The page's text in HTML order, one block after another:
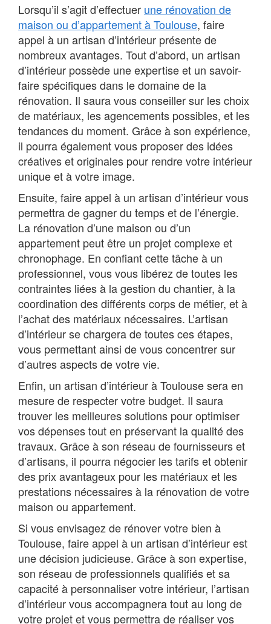
Lorsqu’il s’agit d’effectuer une rénovation de
maison ou d’appartement à Toulouse, faire
appel à un artisan d’intérieur présente de
nombreux avantages. Tout d’abord, un artisan
d’intérieur possède une expertise et un savoir-
faire spécifiques dans le domaine de la
rénovation. Il saura vous conseiller sur les choix
de matériaux, les agencements possibles, et les
tendances du moment. Grâce à son expérience,
il pourra également vous proposer des idées
créatives et originales pour rendre votre intérieur
unique et à votre image.
Ensuite, faire appel à un artisan d’intérieur vous
permettra de gagner du temps et de l’énergie.
La rénovation d’une maison ou d’un
appartement peut être un projet complexe et
chronophage. En confiant cette tâche à un
professionnel, vous vous libérez de toutes les
contraintes liées à la gestion du chantier, à la
coordination des différents corps de métier, et à
l’achat des matériaux nécessaires. L’artisan
d’intérieur se chargera de toutes ces étapes,
vous permettant ainsi de vous concentrer sur
d’autres aspects de votre vie.
Enfin, un artisan d’intérieur à Toulouse sera en
mesure de respecter votre budget. Il saura
trouver les meilleures solutions pour optimiser
vos dépenses tout en préservant la qualité des
travaux. Grâce à son réseau de fournisseurs et
d’artisans, il pourra négocier les tarifs et obtenir
des prix avantageux pour les matériaux et les
prestations nécessaires à la rénovation de votre
maison ou appartement.
Si vous envisagez de rénover votre bien à
Toulouse, faire appel à un artisan d’intérieur est
une décision judicieuse. Grâce à son expertise,
son réseau de professionnels qualifiés et sa
capacité à personnaliser votre intérieur, l’artisan
d’intérieur vous accompagnera tout au long de
votre projet et vous permettra de réaliser vos